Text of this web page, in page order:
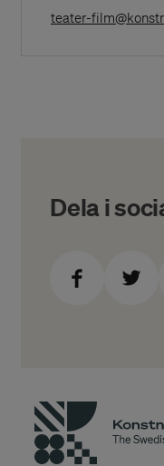
teater-
Dela i